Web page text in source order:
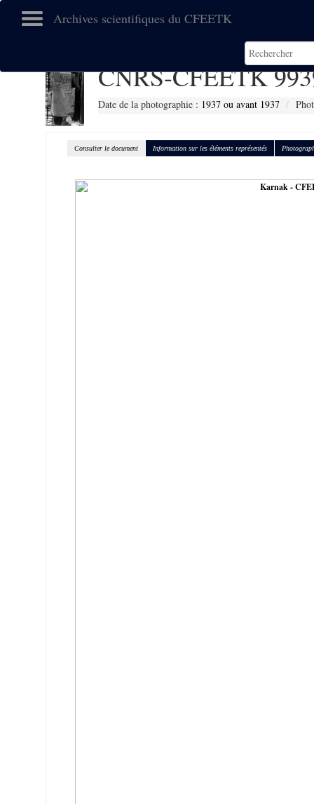
Archives scientifiques du CFEETK
CNRS-CFEETK
Date de la photographie : 1937 ou avant 1937
Consulter le document Information sur les éléments représentés